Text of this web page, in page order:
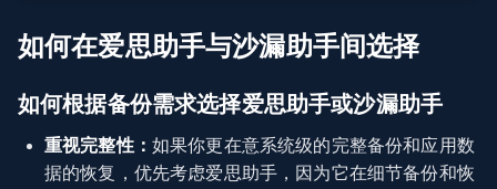
如何在爱思助手与沙漏助手间选择
如何根据备份需求选择爱思助手或沙漏助手
重视完整性： 如果你更在意系统级的完整备份和应用数
据的恢复，优先考虑爱思助手，因为它在细节备份和恢